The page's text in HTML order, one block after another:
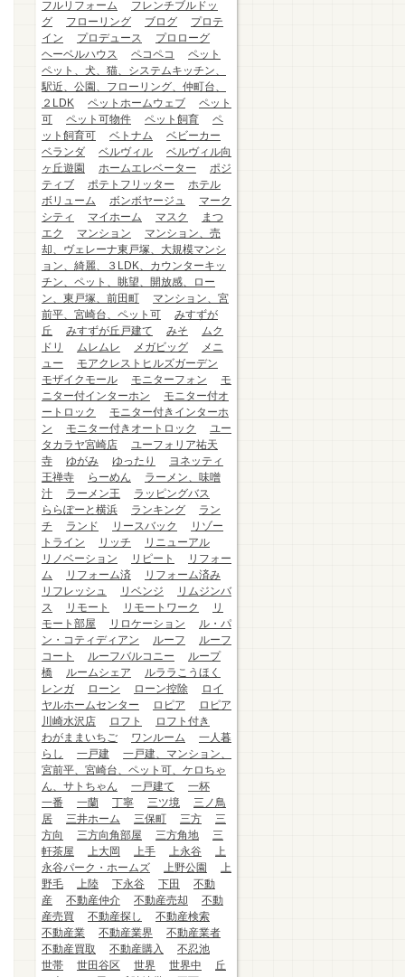
フルリフォーム
フレンチブルドッ
グ
フローリング ブログ
プロテ
イン
プロデュース
プロローグ
ヘーベルハウス
ペコペコ
ペット
ペット、犬、猫、システムキッチン、
駅近、公園、フローリング、仲町台、
２LDK
ペットホームウェブ
ペット
可
ペット可物件 ペット飼育
ペ
ット飼育可
ベトナム
ベビーカー
ベランダ
ベルヴィル
ベルヴィル向
ヶ丘遊園
ホームエレベーター
ポジ
ティブ
ポテトフリッター
ホテル
ボリューム
ボンボヤージュ
マーク
シティ
マイホーム マスク
まつ
エク
マンション
マンション、売
却、ヴェレーナ東戸塚、大規模マンシ
ョン、綺麗、３LDK、カウンターキッ
チン、ペット、眺望、開放感、ロー
ン、東戸塚、前田町
マンション、宮
前平、宮崎台、ペット可
みすずが
丘
みすずが丘戸建て みそ
ムク
ドリ
ムレムレ メガビッグ
メニ
ュー
モアクレストヒルズガーデン
モザイクモール
モニターフォン
モ
ニター付インターホン
モニター付オ
ートロック
モニター付きインターホ
ン
モニター付きオートロック
ユー
タカラヤ宮崎店
ユーフォリア祐天
寺
ゆがみ ゆったり
ヨネッティ
王禅寺
らーめん
ラーメン、味噌
汁
ラーメン王
ラッピングバス
ららぽーと横浜
ランキング
ラン
チ
ランド リースバック
リゾー
トライン
リッチ
リニューアル
リノベーション
リピート
リフォー
ム
リフォーム済
リフォーム済み
リフレッシュ
リベンジ
リムジンバ
ス
リモート リモートワーク
リ
モート部屋
リロケーション
ル・パ
ン・コティディアン
ルーフ
ルーフ
コート
ルーフバルコニー
ループ
橋
ルームシェア
ルララこうほく
レンガ
ローン ローン控除
ロイ
ヤルホームセンター
ロピア
ロピア
川崎水沢店
ロフト
ロフト付き
わがままいちご
ワンルーム
一人暮
らし
一戸建
一戸建、マンション、
宮前平、宮崎台、ペット可、ケロちゃ
ん、サトちゃん
一戸建て
一杯
一番
一蘭 丁寧 三ツ境
三ノ鳥
居
三井ホーム 三保町 三方
三
方向
三方向角部屋 三方角地
三
軒茶屋
上大岡 上手 上永谷
上
永谷パーク・ホームズ
上野公園
上
野毛
上陸 下永谷 下田
不動
産
不動産仲介 不動産売却
不動
産売買
不動産探し
不動産検索
不動産業
不動産業界
不動産業者
不動産買取
不動産購入
不忍池
世帯
世田谷区 世界 世界中
丘